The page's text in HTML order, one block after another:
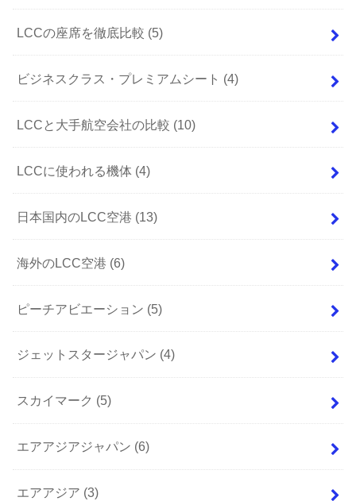
LCCの座席を徹底比較 (5)
ビジネスクラス・プレミアムシート (4)
LCCと大手航空会社の比較 (10)
LCCに使われる機体 (4)
日本国内のLCC空港 (13)
海外のLCC空港 (6)
ピーチアビエーション (5)
ジェットスタージャパン (4)
スカイマーク (5)
エアアジアジャパン (6)
エアアジア (3)